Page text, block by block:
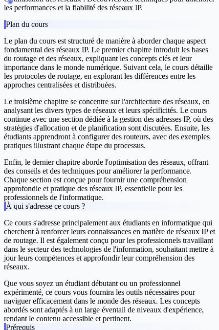
les performances et la fiabilité des réseaux IP.
Plan du cours
Le plan du cours est structuré de manière à aborder chaque aspect
fondamental des réseaux IP. Le premier chapitre introduit les bases
du routage et des réseaux, expliquant les concepts clés et leur
importance dans le monde numérique. Suivant cela, le cours détaille
les protocoles de routage, en explorant les différences entre les
approches centralisées et distribuées.
Le troisième chapitre se concentre sur l'architecture des réseaux, en
analysant les divers types de réseaux et leurs spécificités. Le cours
continue avec une section dédiée à la gestion des adresses IP, où des
stratégies d'allocation et de planification sont discutées. Ensuite, les
étudiants apprendront à configurer des routeurs, avec des exemples
pratiques illustrant chaque étape du processus.
Enfin, le dernier chapitre aborde l'optimisation des réseaux, offrant
des conseils et des techniques pour améliorer la performance.
Chaque section est conçue pour fournir une compréhension
approfondie et pratique des réseaux IP, essentielle pour les
professionnels de l'informatique.
À qui s'adresse ce cours ?
Ce cours s'adresse principalement aux étudiants en informatique qui
cherchent à renforcer leurs connaissances en matière de réseaux IP et
de routage. Il est également conçu pour les professionnels travaillant
dans le secteur des technologies de l'information, souhaitant mettre à
jour leurs compétences et approfondir leur compréhension des
réseaux.
Que vous soyez un étudiant débutant ou un professionnel
expérimenté, ce cours vous fournira les outils nécessaires pour
naviguer efficacement dans le monde des réseaux. Les concepts
abordés sont adaptés à un large éventail de niveaux d'expérience,
rendant le contenu accessible et pertinent.
Prérequis